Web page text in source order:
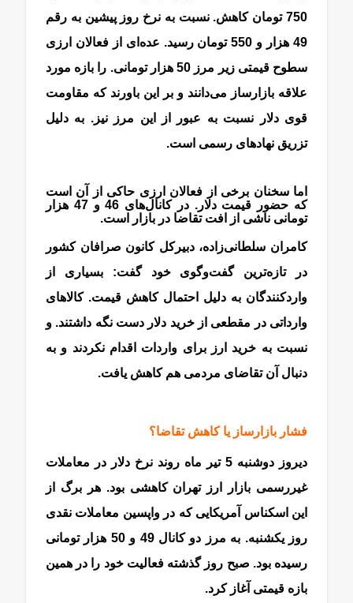
750 تومان کاهش. نسبت به نرخ روز پیشین به رقم
49 هزار و 550 تومان رسید. عده‌ای از فعالان ارزی
سطوح قیمتی زیر مرز 50 هزار تومانی. را بازه مورد
علاقه بازار‌ساز می‌دانند و بر این باورند که مقاومت
قوی دلار نسبت به عبور از این مرز نیز. به دلیل
تزریق نهاد‌های رسمی است.
اما سخنان برخی از فعالان ارزی حاکی از آن است
که حضور قیمت دلار. در کانال‌های 46 و 47 هزار
تومانی ناشی از افت تقاضا در بازار است.
کامران سلطانی‌زاده، دبیر‌کل کانون صرافان کشور
در تازه‌ترین گفت‌وگوی خود گفت: بسیاری از
واردکنندگان به دلیل احتمال کاهش قیمت. کالاهای
وارداتی در مقطعی از خرید دلار دست نگه داشتند. و
نسبت به خرید ارز برای واردات اقدام نکردند و به
دنبال آن تقاضای مردمی هم کاهش یافت.
فشار بازارساز یا کاهش تقاضا؟
دیروز دوشنبه 5 تیر ماه روند نرخ دلار در معاملات
غیر‌رسمی بازار ارز تهران کاهشی بود. هر برگ از
این اسکناس آمریکایی که در واپسین معاملات نقدی
روز یکشنبه. به مرز دو کانال 49 و 50 هزار تومانی
رسیده بود. صبح روز گذشته فعالیت خود را در همین
بازه قیمتی آغاز کرد.